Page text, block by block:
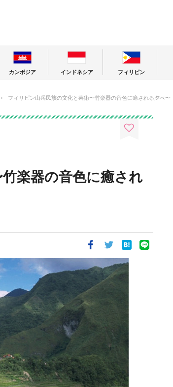
カンボジア インドネシア フィリピン
フィリピン山岳民族の文化と芸術〜竹楽器の音色に癒される夕べ〜
楽器の音色に癒され